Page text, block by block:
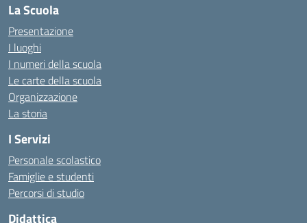
La Scuola
Presentazione
I luoghi
I numeri della scuola
Le carte della scuola
Organizzazione
La storia
I Servizi
Personale scolastico
Famiglie e studenti
Percorsi di studio
Didattica